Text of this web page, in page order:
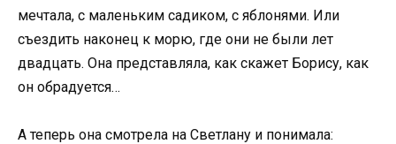
мечтала, с маленьким садиком, с яблонями. Или
съездить наконец к морю, где они не были лет
двадцать. Она представляла, как скажет Борису, как
он обрадуется…
А теперь она смотрела на Светлану и понимала: